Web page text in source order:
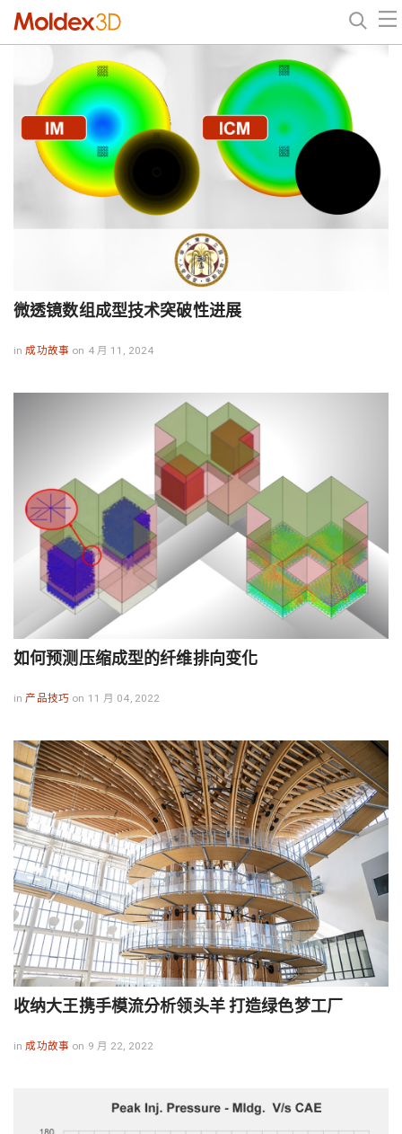
微透镜数组成型技术突破性进展
in成功故事 on 4 月 11, 2024
如何预测压缩成型的纤维排向变化
in 产品技巧 on 11 月 04, 2022
收纳大王携手模流分析领头羊 打造绿色梦工厂
in 成功故事 on 9 月 22, 2022